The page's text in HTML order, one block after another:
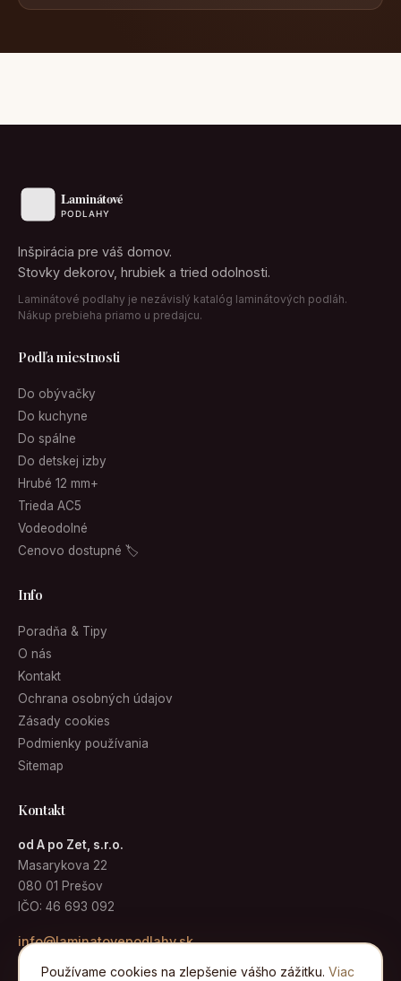
Používame cookies na zlepšenie vášho zážitku. Viac
Inšpirácia pre váš domov.
Stovky dekorov, hrubiek a tried odolnosti.
Laminátové podlahy je nezávislý katalóg laminátových podláh.
Nákup prebieha priamo u predajcu.
Podľa miestnosti
Do obývačky
Do kuchyne
Do spálne
Do detskej izby
Hrubé 12 mm+
Trieda AC5
Vodeodolné
Cenovo dostupné 🏷
Info
Poradňa & Tipy
O nás
Kontakt
Ochrana osobných údajov
Zásady cookies
Podmienky používania
Sitemap
Kontakt
od A po Zet, s.r.o.
Masarykova 22
080 01 Prešov
IČO: 46 693 092
info@laminatovepodlahy.sk